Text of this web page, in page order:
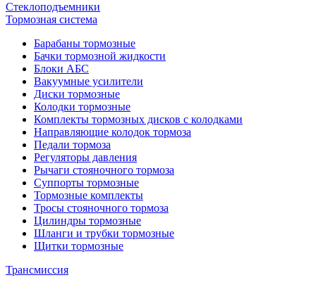
Стеклоподъемники
Тормозная система
Барабаны тормозные
Бачки тормозной жидкости
Блоки АБС
Вакуумные усилители
Диски тормозные
Колодки тормозные
Комплекты тормозных дисков с колодками
Направляющие колодок тормоза
Педали тормоза
Регуляторы давления
Рычаги стояночного тормоза
Суппорты тормозные
Тормозные комплекты
Тросы стояночного тормоза
Цилиндры тормозные
Шланги и трубки тормозные
Щитки тормозные
Трансмиссия